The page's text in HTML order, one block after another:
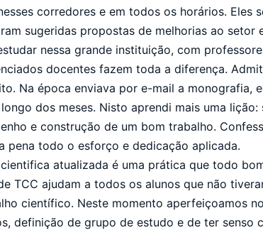
corredores e em todos os horários. Eles
sugeridas propostas de melhorias ao setor
nessa grande instituição, com
docentes fazem toda a diferença.
Na época enviava por e-mail a monografia,
dos meses. Nisto aprendi mais uma
e construção de um bom trabalho.
pena todo o esforço e dedicação aplicada.
atualizada é uma prática que todo
TCC ajudam a todos os alunos que não
científico. Neste momento aperfeiçoamos
definição de grupo de estudo e de ter senso